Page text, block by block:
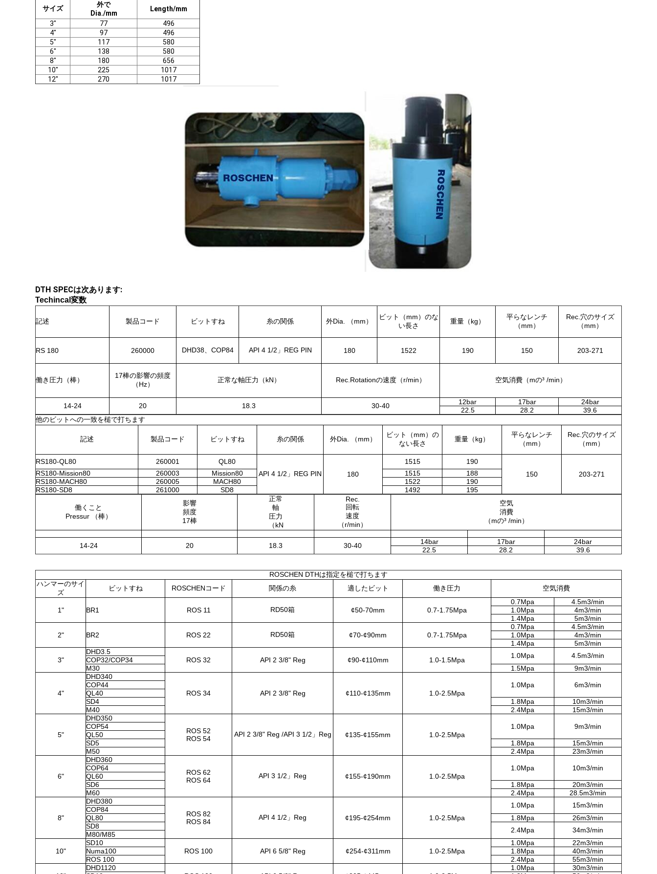
サイズ
外で
Dia./mm
Length/mm
3"
77
496
4"
97
496
5"
117
580
6"
138
580
8"
180
656
10"
225
1017
12"
270 1017
DTH SPECは次あります:
Techincal変数
記述 製品コード ビットすね 糸の関係 外Dia. （mm）
ビット（mm）のな
い長さ
重量（kg）
平らなレンチ
（mm）
Rec.穴のサイズ
（mm）
RS 180 260000 DHD38、COP84 API 4 1/2」REG PIN 180 1522 190 150 203-271
働き圧力（棒）
17棒の影響の頻度
（Hz）
正常な軸圧力（kN） Rec.Rotationの速度（r/min） 空気消費（mの³ /min）
14-24 20 18.3 30-40 12bar 17bar
24bar
22.5
28.2
39.6
他のビットへの一致を槌で打ちます
記述 製品コード ビットすね 糸の関係 外Dia. （mm）
ビット（mm）の
ない長さ
重量（kg）
平らなレンチ
（mm）
Rec.穴のサイズ
（mm）
RS180-QL80 260001
QL80
API 4 1/2」REG PIN
180
1515
190
150
203-271
RS180-Mission80 260003 Mission80 1515
188
RS180-MACH80
260005 MACH80 1522
190
RS180-SD8
261000 SD8 1492 195
働くこと
Pressur （棒）
影響
頻度
17棒
正常
軸
圧力
（kN
Rec.
回転
速度
（r/min）
空気
消費
（mの³ /min）
14-24 20 18.3 30-40 14bar 17bar
24bar
22.5
28.2 39.6
ROSCHEN DTHは指定を槌で打ちます
ハンマーのサイ
ズ
ビットすね ROSCHENコード 関係の糸 適したビット 働き圧力 空気消費
1" BR1 ROS 11 RD50箱 ¢50-70mm 0.7-1.75Mpa
0.7Mpa
4.5m3/min
1.0Mpa
4m3/min
1.4Mpa
5m3/min
2" BR2 ROS 22 RD50箱 ¢70-¢90mm 0.7-1.75Mpa
0.7Mpa
4.5m3/min
1.0Mpa
4m3/min
1.4Mpa
5m3/min
3"
DHD3.5
ROS 32
API 2 3/8" Reg ¢90-¢110mm 1.0-1.5Mpa
1.0Mpa 4.5m3/min
COP32/COP34
M30
1.5Mpa 9m3/min
4"
DHD340
ROS 34 API 2 3/8" Reg ¢110-¢135mm 1.0-2.5Mpa
1.0Mpa 6m3/min
COP44
QL40
SD4
1.8Mpa
10m3/min
M40
2.4Mpa 15m3/min
5"
DHD350
ROS 52
ROS 54
API 2 3/8" Reg /API 3 1/2」Reg ¢135-¢155mm 1.0-2.5Mpa
1.0Mpa 9m3/min
COP54
QL50
SD5
1.8Mpa
15m3/min
M50
2.4Mpa 23m3/min
6"
DHD360
ROS 62
ROS 64
API 3 1/2」Reg ¢155-¢190mm 1.0-2.5Mpa
1.0Mpa 10m3/min
COP64
QL60
SD6
1.8Mpa
20m3/min
M60
2.4Mpa 28.5m3/min
8"
DHD380
ROS 82
ROS 84
API 4 1/2」Reg ¢195-¢254mm 1.0-2.5Mpa
1.0Mpa 15m3/min
COP84
QL80
1.8Mpa
26m3/min
SD8
2.4Mpa 34m3/min
M80/M85
10"
SD10
ROS 100
API 6 5/8" Reg ¢254-¢311mm 1.0-2.5Mpa
1.0Mpa
22m3/min
Numa100
1.8Mpa
40m3/min
ROS 100
2.4Mpa 55m3/min
DHD1120
1.0Mpa
30m3/min